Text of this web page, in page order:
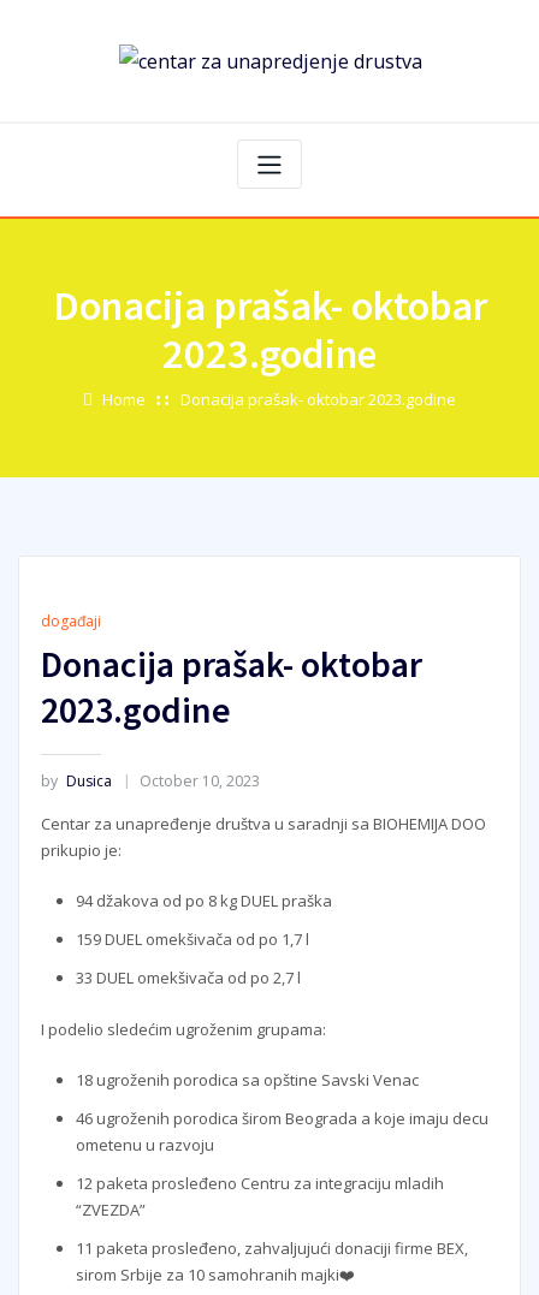
Donacija prašak- oktobar
2023.godine
Home Donacija prašak- oktobar 2023.godine
događaji
Donacija prašak- oktobar
2023.godine
by Dusica October 10, 2023
Centar za unapređenje društva u saradnji sa BIOHEMIJA DOO
prikupio je:
94 džakova od po 8 kg DUEL praška
159 DUEL omekšivača od po 1,7 l
33 DUEL omekšivača od po 2,7 l
I podelio sledećim ugroženim grupama:
18 ugroženih porodica sa opštine Savski Venac
46 ugroženih porodica širom Beograda a koje imaju decu
ometenu u razvoju
12 paketa prosleđeno Centru za integraciju mladih
“ZVEZDA”
11 paketa prosleđeno, zahvaljujući donaciji firme BEX,
sirom Srbije za 10 samohranih majki❤️